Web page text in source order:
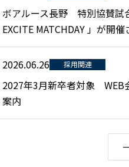
ボアルース長野 特別協賛試
EXCITE MATCHDAY 」が開催
2026.06.26 採用関連
2027年3月新卒者対象 WEB
案内